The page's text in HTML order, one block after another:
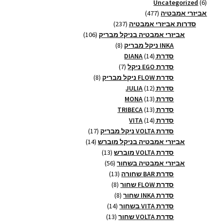
Uncategorized 6
6
מוצרים
אביזרי אמבטיה 477
477
מוצרים
סדרות אביזרי אמבטיה 237
237
מוצרים
אביזרי אמבטיה בניקל מבריק 106
106
INKA ניקל מבריק 8
8
סדרת DIANA 14
14
מוצרים סדרת EGO ניקל 7
7
מוצרים
סדרת FLOW ניקל מבריק 8
8
סדרת JULIA 12
12
מוצרים סדרת MONA 13
13
מוצרים סדרת TRIBECA 13
13
מוצרים סדרת VITA 14
14
מוצרים סדרת VOLTA ניקל מבריק 17
17
מוצרים
אביזרי אמבטיה בניקל מוברש 14
14
סדרת VOLTA מוברש 13
13
אביזרי אמבטיה בשחור 56
56
סדרת BAR שחורה 13
13
מוצרים
סדרת FLOW שחור 8
8
סדרת INKA שחור 8
8
מוצרים
סדרת VITA בשחור 14
14
מוצרים
סדרת VOLTA שחור 13
13